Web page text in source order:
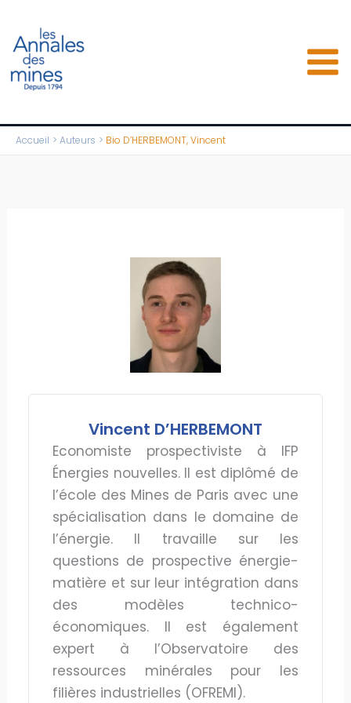
contenu
Accueil Auteurs Bio D’HERBEMONT, Vincent
Vincent D’HERBEMONT
Economiste prospectiviste à IFP
Énergies nouvelles. Il est diplômé de
l’école des Mines de Paris avec une
spécialisation dans le domaine de
l’énergie. Il travaille sur les
questions de prospective énergie-
matière et sur leur intégration dans
des modèles technico-
économiques. Il est également
expert à l’Observatoire des
ressources minérales pour les
filières industrielles (OFREMI).